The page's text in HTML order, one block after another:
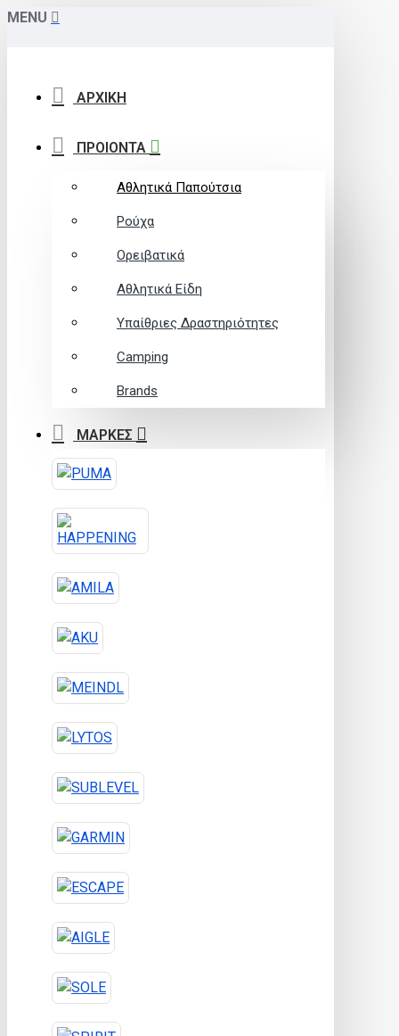
MENU
ΑΡΧΙΚΗ
ΠΡΟΙΟΝΤΑ
Αθλητικά Παπούτσια
Ρούχα
Ορειβατικά
Αθλητικά Είδη
Υπαίθριες Δραστηριότητες
Camping
Brands
ΜΑΡΚΕΣ